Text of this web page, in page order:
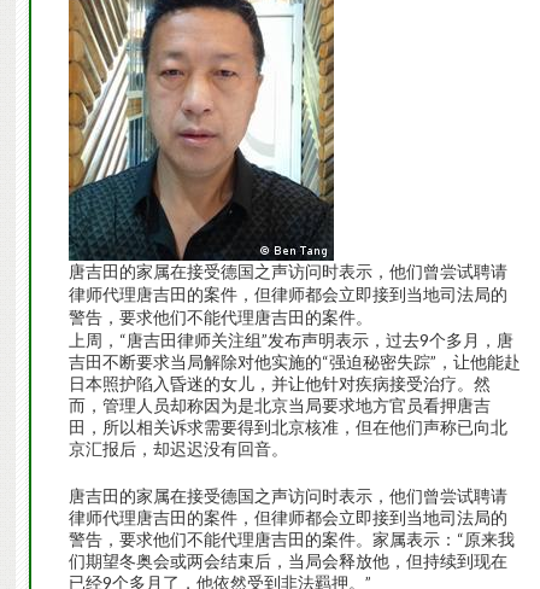
唐吉田的家属在接受德国之声访问时表示，他们曾尝试聘请
律师代理唐吉田的案件，但律师都会立即接到当地司法局的
警告，要求他们不能代理唐吉田的案件。
上周，“唐吉田律师关注组”发布声明表示，过去9个多月，唐
吉田不断要求当局解除对他实施的“强迫秘密失踪”，让他能赴
日本照护陷入昏迷的女儿，并让他针对疾病接受治疗。然
而，管理人员却称因为是北京当局要求地方官员看押唐吉
田，所以相关诉求需要得到北京核准，但在他们声称已向北
京汇报后，却迟迟没有回音。
唐吉田的家属在接受德国之声访问时表示，他们曾尝试聘请
律师代理唐吉田的案件，但律师都会立即接到当地司法局的
警告，要求他们不能代理唐吉田的案件。家属表示：“原来我
们期望冬奥会或两会结束后，当局会释放他，但持续到现在
已经9个多月了，他依然受到非法羁押。”